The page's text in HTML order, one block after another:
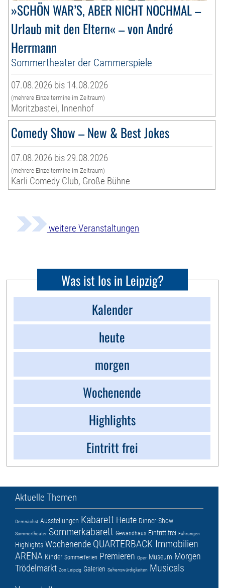
»SCHÖN WAR’S, ABER NICHT NOCHMAL –
Urlaub mit den Eltern« – von André
Herrmann
Sommertheater der Cammerspiele
07.08.2026 bis 14.08.2026
(mehrere Einzeltermine im Zeitraum)
Moritzbastei, Innenhof
Comedy Show – New & Best Jokes
07.08.2026 bis 29.08.2026
(mehrere Einzeltermine im Zeitraum)
Karli Comedy Club, Große Bühne
weitere Veranstaltungen
Was ist los in Leipzig?
Kalender
heute
morgen
Wochenende
Highlights
Eintritt frei
Aktuelle Themen
Demnächst Ausstellungen Kabarett Heute Dinner-Show
Sommertheater Sommerkabarett Gewandhaus Eintritt frei Führungen
Highlights Wochenende QUARTERBACK Immobilien
ARENA Kinder Sommerferien Premieren Oper Museum Morgen
Trödelmarkt Zoo Leipzig Galerien Sehenswürdigkeiten Musicals